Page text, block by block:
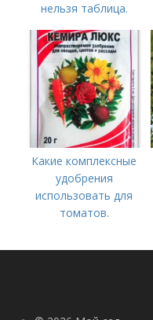
нельзя таблица.
Какие комплексные
удобрения
использовать для
томатов.
комплексные